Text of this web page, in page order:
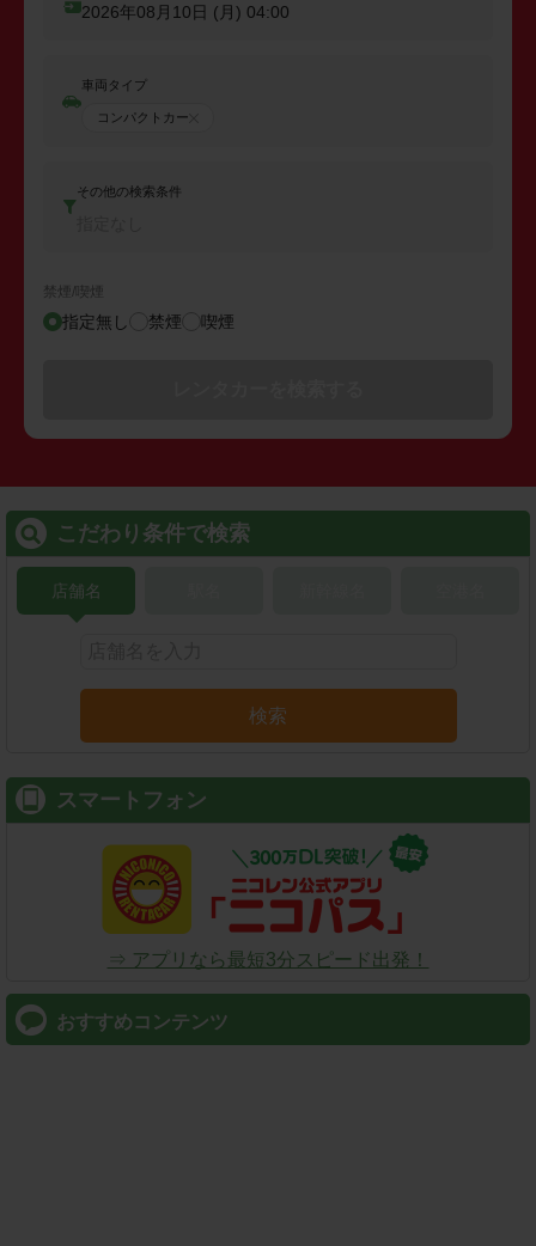
2026年08月10日 (月) 04:00
車両タイプ
コンパクトカー
その他の検索条件
禁煙/喫煙
指定無し 禁煙 喫煙
こだわり条件で検索
店舗名
検索
スマートフォン
⇒ アプリなら最短3分スピード出発！
おすすめコンテンツ